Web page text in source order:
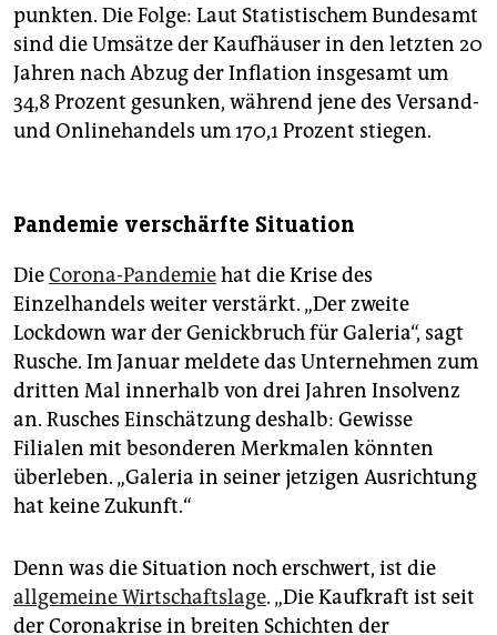
punkten. Die Folge: Laut Statistischem Bundesamt
sind die Umsätze der Kaufhäuser in den letzten 20
Jahren nach Abzug der Inflation insgesamt um
34,8 Prozent gesunken, während jene des Versand-
und Onlinehandels um 170,1 Prozent stiegen.
Pandemie verschärfte Situation
DieCorona-Pandemiehat die Krise des
Einzelhandels weiter verstärkt. „Der zweite
Lockdown war der Genickbruch für Galeria“, sagt
Rusche. Im Januar meldete das Unternehmen zum
dritten Mal innerhalb von drei Jahren Insolvenz
an. Rusches Einschätzung deshalb: Gewisse
Filialen mit besonderen Merkmalen könnten
überleben. „Galeria in seiner jetzigen Ausrichtung
hat keine Zukunft.“
Denn was die Situation noch erschwert, ist die
allgemeine Wirtschaftslage. „Die Kaufkraft ist seit
der Coronakrise in breiten Schichten der